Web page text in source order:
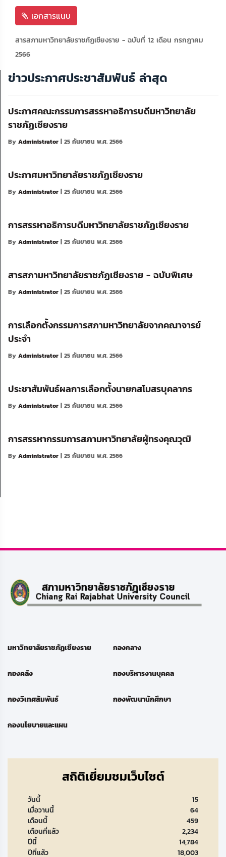
เอกสารแนบ
สารสภามหาวิทยาลัยราชภัฏเชียงราย - ฉบับที่ 12 เดือน กรกฎาคม
2566
ข่าวประกาศประชาสัมพันธ์ ล่าสุด
ประกาศคณะกรรมการสรรหาอธิการบดีมหาวิทยาลัย
ราชภัฏเชียงราย
By Administrator | 25 กันยายน พ.ศ. 2566
ประกาศมหาวิทยาลัยราชภัฏเชียงราย
By Administrator | 25 กันยายน พ.ศ. 2566
การสรรหาอธิการบดีมหาวิทยาลัยราชภัฏเชียงราย
By Administrator | 25 กันยายน พ.ศ. 2566
สารสภามหาวิทยาลัยราชภัฏเชียงราย - ฉบับพิเศษ
By Administrator | 25 กันยายน พ.ศ. 2566
การเลือกตั้งกรรมการสภามหาวิทยาลัยจากคณาจารย์
ประจำ
By Administrator | 25 กันยายน พ.ศ. 2566
ประชาสัมพันธ์ผลการเลือกตั้งนายกสโมสรบุคลากร
By Administrator | 25 กันยายน พ.ศ. 2566
การสรรหากรรมการสภามหาวิทยาลัยผู้ทรงคุณวุฒิ
By Administrator | 25 กันยายน พ.ศ. 2566
มหาวิทยาลัยราชภัฏเชียงราย กองกลาง
กองคลัง กองบริหารงานบุคคล
กองวิเทศสัมพันธ์ กองพัฒนานักศึกษา
กองนโยบายและแผน
สถิติเยี่ยมชมเว็บไซต์
วันนี้
15
เมื่อวานนี้
64
เดือนนี้
459
เดือนที่แล้ว
2,234
ปีนี้
14,784
ปีที่แล้ว
18,003